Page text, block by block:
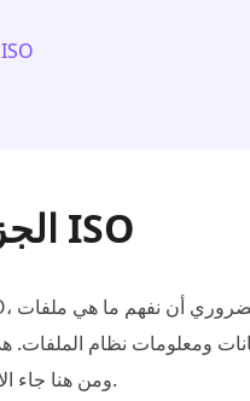
الجزء 2. أفضل 5 محولات ISO
الجزء 1. ما هو ملف ISO
ومعلومات نظام الملفات.
المنظمة الدولية للمعايير (ISO)، ومن هنا جاء الاسم.